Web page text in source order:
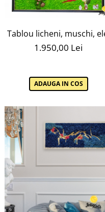
Tablou licheni, muschi,
1.950,00 Lei
ADAUGA IN COS